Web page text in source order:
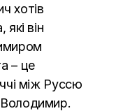
хотів
він
– це
між Руссю